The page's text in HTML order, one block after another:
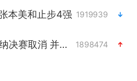
本美和止步4强 1919939
国足U17与阿森纳决赛取消 并列冠军 1898474